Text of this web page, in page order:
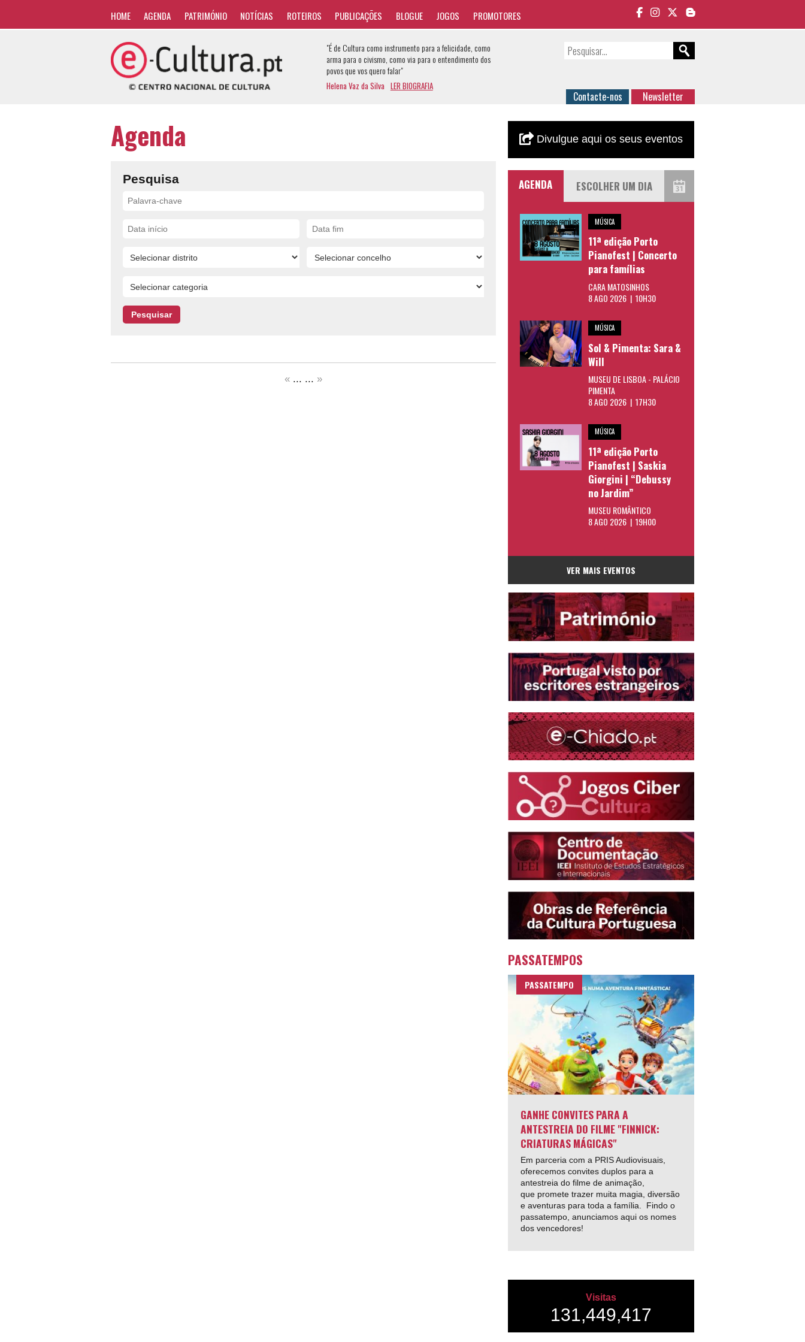
HOME AGENDA PATRIMÓNIO NOTÍCIAS ROTEIROS PUBLICAÇÕES BLOGUE JOGOS PROMOTORES
"É de Cultura como instrumento para a felicidade, como
arma para o civismo, como via para o entendimento dos
povos que vos quero falar"
Helena Vaz da Silva LER BIOGRAFIA
Contacte-nos Newsletter
Agenda
Pesquisa
«... ... »
Divulgue aqui os seus eventos
AGENDA
MÚSICA
11ª edição Porto
Pianofest | Concerto
para famílias
CARA MATOSINHOS
8 AGO 2026 | 10H30
MÚSICA
Sol & Pimenta: Sara &
Will
MUSEU DE LISBOA - PALÁCIO
PIMENTA
8 AGO 2026 | 17H30
MÚSICA
11ª edição Porto
Pianofest | Saskia
Giorgini | “Debussy
no Jardim”
MUSEU ROMÂNTICO
8 AGO 2026 | 19H00
VER MAIS EVENTOS
PASSATEMPOS
PASSATEMPO
GANHE CONVITES PARA A
ANTESTREIA DO FILME "FINNICK:
CRIATURAS MÁGICAS"
Em parceria com a PRIS Audiovisuais,
oferecemos convites duplos para a
antestreia do filme de animação,
que promete trazer muita magia, diversão
e aventuras para toda a família. Findo o
passatempo, anunciamos aqui os nomes
dos vencedores!
Visitas
131,449,417